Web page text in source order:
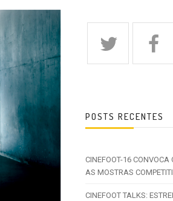
POSTS RECENTES
CINEFOOT-16 CONVOCA
AS MOSTRAS
CINEFOOT TALKS: